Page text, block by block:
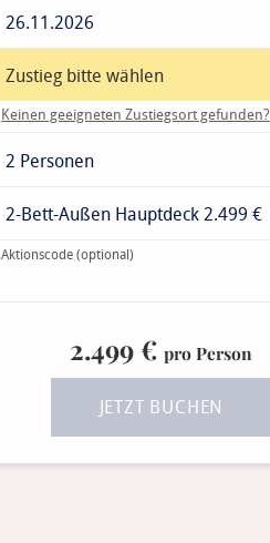
Keinen geeigneten Zustiegsort gefunden?
Aktionscode(optional)
2.499 €pro Person
JETZT BUCHEN